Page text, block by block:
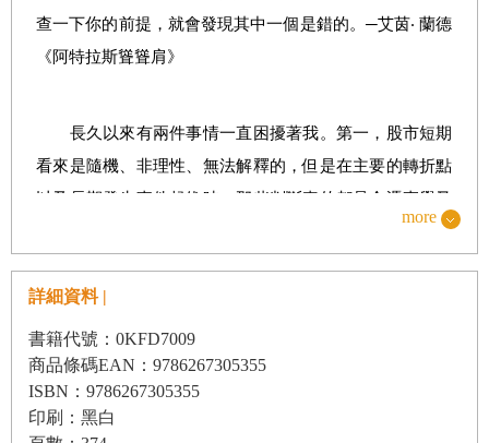
- 美國對混亂局勢視而不見
- 難以驅離的「黑狗」：邱吉爾的悲鳴
▋第三章：股市掙扎——從經濟大蕭條到二戰爆發
- 美英股市對同盟建立的反應
- 股市預知戰爭轉折
查一下你的前提，就會發現其中一個是錯的。─艾茵‧ 蘭德
《阿特拉斯聳聳肩》
長久以來有兩件事情一直困擾著我。第一，股市短期
看來是隨機、非理性、無法解釋的，但是在主要的轉折點
以及長期發生事件起伏時，那些判斷真的都是全憑直覺又
明智的嗎？又或者，股價大多只是反映群眾愚昧的共識？
第二，每個世紀至少都會重演一次，聖經《啟示錄》
中的四騎士—瘟疫、戰爭、饑荒和死亡—騎馬而來，造成
巨大的財富災難。上次死亡騎著灰白色的馬而來，後頭緊
跟著地獄，使全世界驚恐不安，是第二次世界大戰。
more
詳細資料 |
書籍代號：0KFD7009
商品條碼EAN：9786267305355
ISBN：9786267305355
印刷：黑白